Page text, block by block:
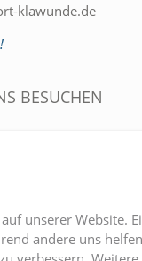
klawunde.de
BESUCHEN
unserer Website.
andere uns